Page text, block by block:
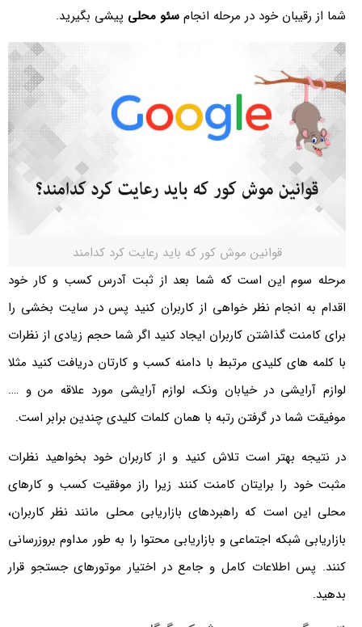
شما از رقیبان خود در مرحله انجامسئو محلیپیشی بگیرید.
قوانین موش کور که باید رعایت کرد کدامند
مرحله سوم این است که شما بعد از ثبت آدرس کسب و کار خود
اقدام به انجام نظر خواهی از کاربران کنید پس در سایت بخشی را
برای کامنت گذاشتن کاربران ایجاد کنید اگر شما حجم زیادی از نظرات
با کلمه های کلیدی مرتبط با دامنه کسب و کارتان دریافت کنید مثلا
لوازم آرایشی در خیابان ونک، لوازم آرایشی مورد علاقه من و ….
موفیقت شما در گرفتن رتبه با همان کلمات کلیدی چندین برابر است.
در نتیجه بهتر است تلاش کنید و از کاربران خود بخواهید نظرات
مثبت خود را برایتان کامنت کنند زیرا راز موفقیت کسب و کارهای
محلی این است که راهبردهای بازاریابی محلی مانند نظر کاربران،
بازاریابی شبکه اجتماعی و بازاریابی محتوا را به طور مداوم بروزرسانی
کنند. پس اطلاعات کامل و جامع در اختیار موتورهای جستجو قرار
بدهید.